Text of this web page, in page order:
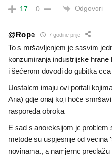
17 0 Odgovori
@Rope 7 godine prije
To s mršavljenjem je sasvim
konzumiranja industrijske
i šećerom dovodi do gubitka
Uostalom imaju ovi portali
Ana) gdje onaj koji hoće
rasporeda obroka.
E sad s anoreksijom je problem
metode su uspješnije od većina
novinama., a namjerno